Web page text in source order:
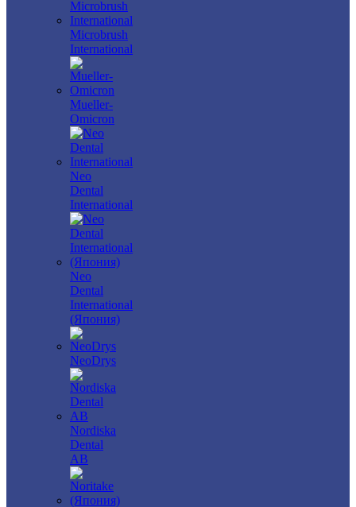
Microbrush
International
Mueller-
Omicron
Neo
Dental
International
Neo
Dental
International
(Япония)
NeoDrys
Nordiska
Dental
AB